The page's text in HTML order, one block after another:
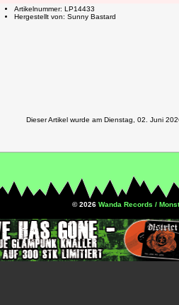
Artikelnummer: LP14433
Hergestellt von: Sunny Bastard
Dieser Artikel wurde am Dienstag, 02. Juni
© 2026 Wanda Records /